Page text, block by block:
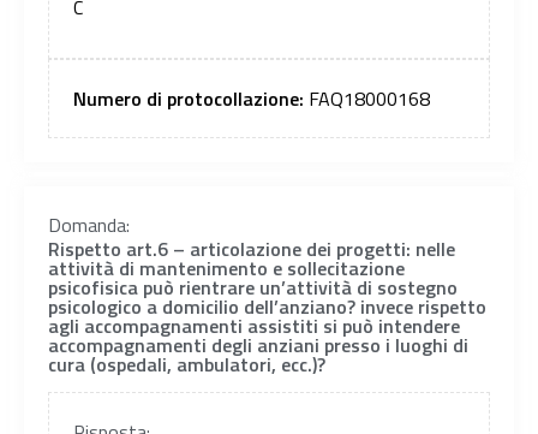
C
Numero di protocollazione: FAQ18000168
Domanda:
Rispetto art.6 – articolazione dei progetti: nelle
attività di mantenimento e sollecitazione
psicofisica può rientrare un’attività di sostegno
psicologico a domicilio dell’anziano? invece rispetto
agli accompagnamenti assistiti si può intendere
accompagnamenti degli anziani presso i luoghi di
cura (ospedali, ambulatori, ecc.)?